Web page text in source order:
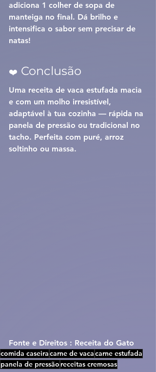
adiciona 1 colher de sopa de
manteiga no final. Dá brilho e
intensifica o sabor sem precisar de
natas!
❤️ Conclusão
Uma receita de vaca estufada macia
e com um molho irresistível,
adaptável à tua cozinha — rápida na
panela de pressão ou tradicional no
tacho. Perfeita com puré, arroz
soltinho ou massa.
Fonte e Direitos : Receita do Gato
comida caseiracarne de vacacarne estufada
panela de pressão receitas cremosas